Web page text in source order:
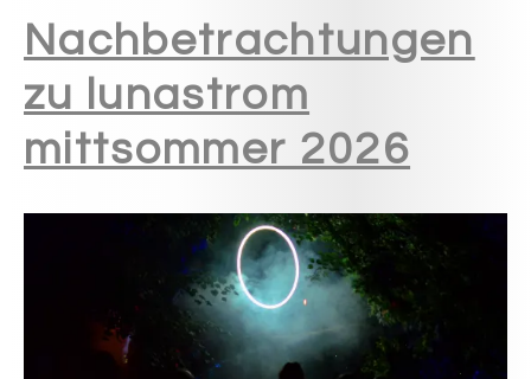
Nachbetrachtungen
zu lunastrom
mittsommer 2026